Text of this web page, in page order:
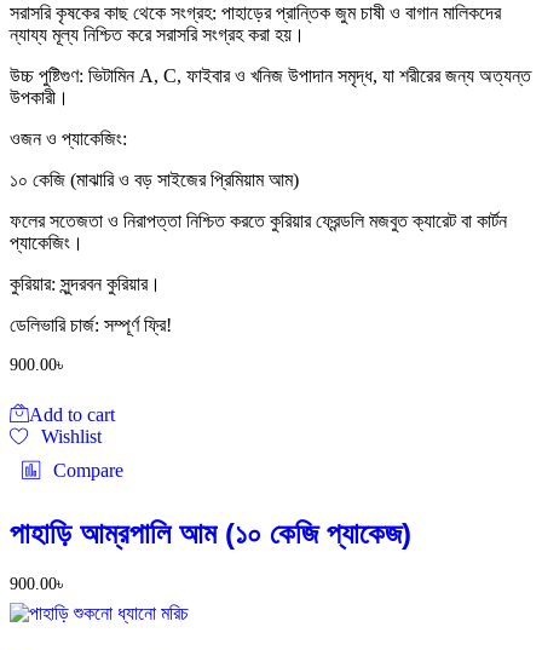
সরাসরি কৃষকের কাছ থেকে সংগ্রহ: পাহাড়ের প্রান্তিক জুম চাষী ও বাগান মালিকদের
ন্যায্য মূল্য নিশ্চিত করে সরাসরি সংগ্রহ করা হয়।
উচ্চ পুষ্টিগুণ: ভিটামিন A, C, ফাইবার ও খনিজ উপাদান সমৃদ্ধ, যা শরীরের জন্য অত্যন্ত
উপকারী।
ওজন ও প্যাকেজিং:
১০ কেজি (মাঝারি ও বড় সাইজের প্রিমিয়াম আম)
ফলের সতেজতা ও নিরাপত্তা নিশ্চিত করতে কুরিয়ার ফ্রেন্ডলি মজবুত ক্যারেট বা কার্টন
প্যাকেজিং।
কুরিয়ার: সুন্দরবন কুরিয়ার।
ডেলিভারি চার্জ: সম্পূর্ণ ফ্রি!
900.00৳
Add to cart
Wishlist
Compare
পাহাড়ি আম্রপালি আম (১০ কেজি প্যাকেজ)
900.00৳